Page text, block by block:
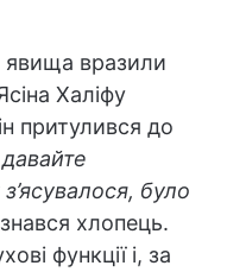
явища вразили
Халіфу
притулився до
було
хлопець.
функції і, за